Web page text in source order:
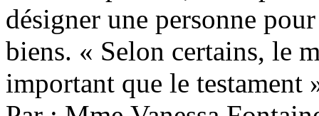
désigner une personne
biens. « Selon certains, le
important que le